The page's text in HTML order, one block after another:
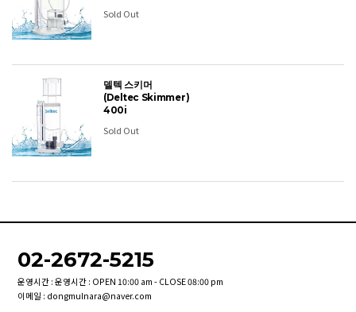
Sold Out
델텍 스키머
(Deltec Skimmer)
400i
Sold Out
02-2672-5215
운영시간 : 운영시간 : OPEN 10:00 am - CLOSE 08:00 pm
이메일 : dongmulnara@naver.com